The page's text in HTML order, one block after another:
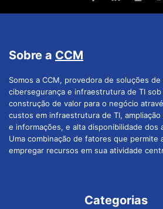
Sobre a CCM
Somos a CCM, provedora de soluções
cibersegurança e infraestrutura de TI
construção de valor para o negócio
custos em infraestrutura de TI,
e informações, e alta disponibilidade dos
Uma combinação de fatores que permite
empregar recursos em sua atividade
Categorias